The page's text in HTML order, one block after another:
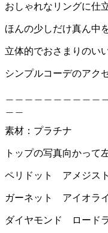
おしゃれなリングに仕
ほんの少しだけ真ん中
立体的でおさまりのい
シンプルコーデのアク
素材：プラチナ
トップの写真向かって
ペリドット アメジス
ガーネット アイオラ
ダイヤモンド ロード